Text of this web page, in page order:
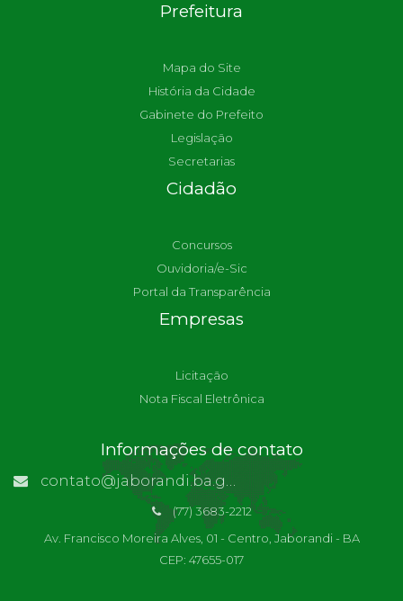
Prefeitura
Mapa do Site
História da Cidade
Gabinete do Prefeito
Legislação
Secretarias
Cidadão
Concursos
Ouvidoria/e-Sic
Portal da Transparência
Empresas
Licitação
Nota Fiscal Eletrônica
Informações de contato
contato@jaborandi.ba.gov.br | Funcionário Responsável: Ronaldo Da Paz Dourado
(77) 3683-2212
Av. Francisco Moreira Alves, 01 - Centro, Jaborandi - BA
CEP: 47655-017